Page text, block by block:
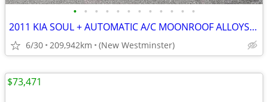
• • • • • • • • • • • •
2011 KIA SOUL + AUTOMATIC A/C MOONROOF ALLOYS LOCAL BC
6/30 209,942km (New Westminster)
$73,471